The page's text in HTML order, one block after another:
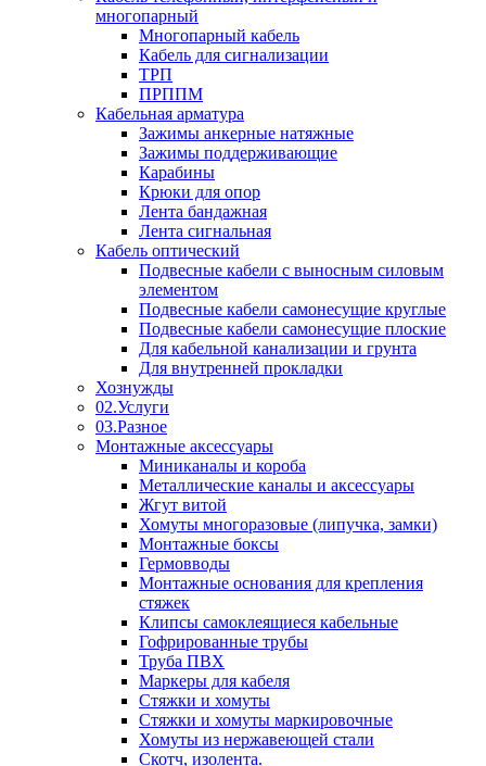
многопарный
Многопарный кабель
Кабель для сигнализации
ТРП
ПРППМ
Кабельная арматура
Зажимы анкерные натяжные
Зажимы поддерживающие
Карабины
Крюки для опор
Лента бандажная
Лента сигнальная
Кабель оптический
Подвесные кабели с выносным силовым
элементом
Подвесные кабели самонесущие круглые
Подвесные кабели самонесущие плоские
Для кабельной канализации и грунта
Для внутренней прокладки
Хознужды
02.Услуги
03.Разное
Монтажные аксессуары
Миниканалы и короба
Металлические каналы и аксессуары
Жгут витой
Хомуты многоразовые (липучка, замки)
Монтажные боксы
Гермовводы
Монтажные основания для крепления
стяжек
Клипсы самоклеящиеся кабельные
Гофрированные трубы
Труба ПВХ
Маркеры для кабеля
Стяжки и хомуты
Стяжки и хомуты маркировочные
Хомуты из нержавеющей стали
Скотч, изолента.